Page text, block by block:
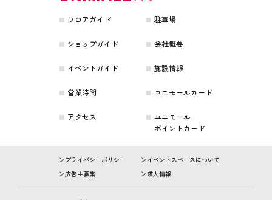
フロアガイド
アクセス
ユニモールカード
ショップガイド
駐車場
ユニモール
ポイントカード
イベントガイド
会社概要
営業時間
施設情報
プライバシーポリシー
イベントスペースについて
広告主募集
求人情報